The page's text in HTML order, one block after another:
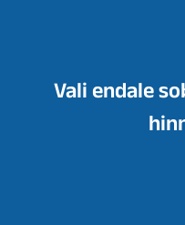
Vali endale